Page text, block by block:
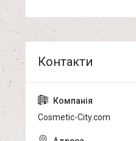
Cosmetic-City.com